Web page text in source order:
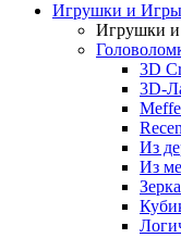
Игрушки и Игры
Игрушки
3D
3D-
Из
Из